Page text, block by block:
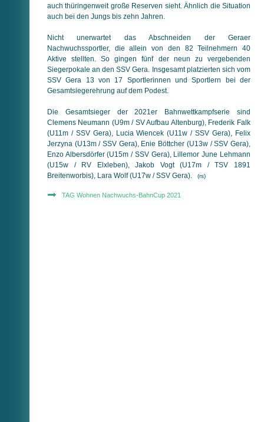
auch thüringenweit große Reserven sieht. Ähnlich die Situation
auch bei den Jungs bis zehn Jahren.
Nicht unerwartet das Abschneiden der Geraer
Nachwuchssportler, die allein von den 82 Teilnehmern 40
Aktive stellten. So gingen fünf der neun zu vergebenden
Siegerpokale an den SSV Gera. Insgesamt platzierten sich vom
SSV Gera 13 von 17 Sportlerinnen und Sportlern bei der
Gesamtsiegerehrung auf dem Podest.
Die Gesamtsieger der 2021er Bahnwettkampfserie sind
Clemens Neumann (U9m / SV Aufbau Altenburg), Frederik Falk
(U11m / SSV Gera), Lucia Wiencek (U11w / SSV Gera), Felix
Jerzyna (U13m / SSV Gera), Enie Böttcher (U13w / SSV Gera),
Enzo Albersdörfer (U15m / SSV Gera), Lillemor June Lehmann
(U15w / RV Elxleben), Jakob Vogt (U17m / TSV 1891
Breitenworbis), Lara Wolf (U17w / SSV Gera).
(rs)
TAG Wohnen Nachwuchs-BahnCup 2021